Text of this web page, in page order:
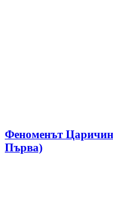
Феноменът
Първа)